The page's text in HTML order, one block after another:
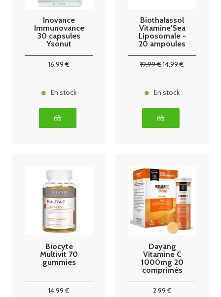
Inovance
Immunovance
30 capsules
Ysonut
16.99 €
En stock
Biothalassol
Vitamine'Sea
Liposomale -
20 ampoules
19.99€14.99 €
En stock
Biocyte
Multivit 70
gummies
14.99 €
Dayang
Vitamine C
1000mg 20
comprimés
2.99€